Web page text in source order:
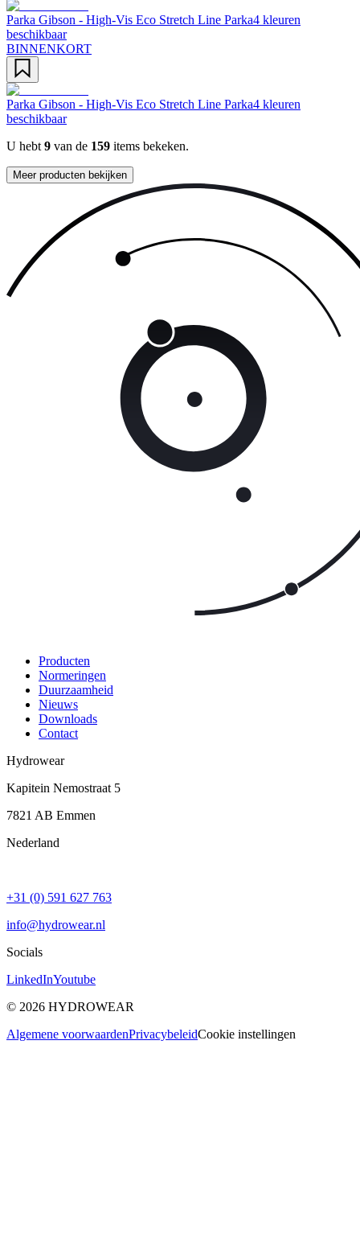
Parka Gibson - High-Vis Eco Stretch Line Parka4 kleuren
beschikbaar
BINNENKORT
Parka Gibson - High-Vis Eco Stretch Line Parka4 kleuren
beschikbaar
U hebt 9 van de 159 items bekeken.
Meer producten bekijken
Producten
Normeringen
Duurzaamheid
Nieuws
Downloads
Contact
Hydrowear
Kapitein Nemostraat 5
7821 AB Emmen
Nederland
+31 (0) 591 627 763
info@hydrowear.nl
Socials
LinkedInYoutube
© 2026 HYDROWEAR
Algemene voorwaardenPrivacybeleidCookie instellingen